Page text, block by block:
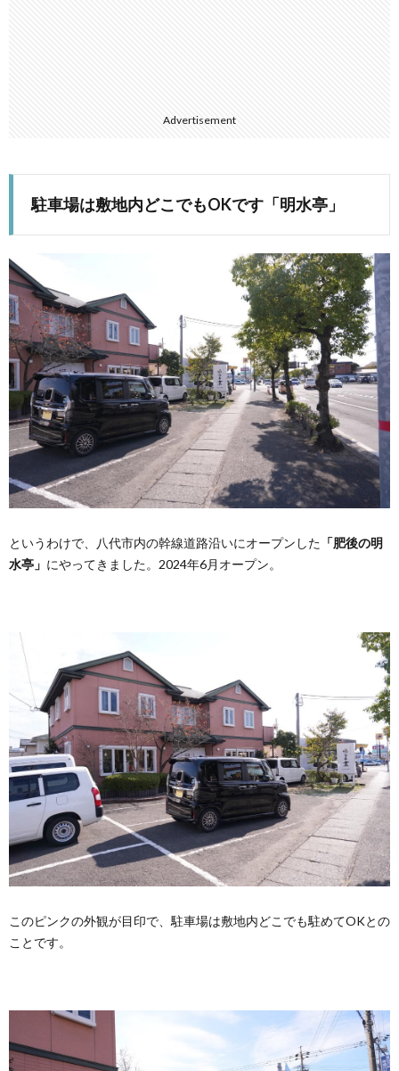
Advertisement
駐車場は敷地内どこでもOKです「明水亭」
というわけで、八代市内の幹線道路沿いにオープンした 「肥後の明
水亭」 にやってきました。2024年6月オープン。
このピンクの外観が目印で、駐車場は敷地内どこでも駐めてOKとの
ことです。